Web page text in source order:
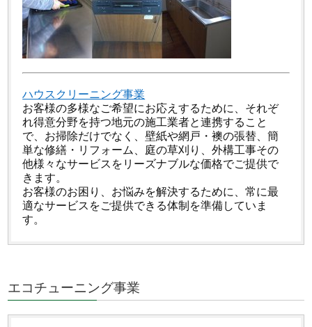
ハウスクリーニング事業
お客様の多様なご希望にお応えするために、それぞ
れ得意分野を持つ地元の施工業者と連携すること
で、お掃除だけでなく、壁紙や網戸・襖の張替、簡
単な修繕・リフォーム、庭の草刈り、外構工事その
他様々なサービスをリーズナブルな価格でご提供で
きます。
お客様のお困り、お悩みを解決するために、常に最
適なサービスをご提供できる体制を準備していま
す。
エコチューニング事業